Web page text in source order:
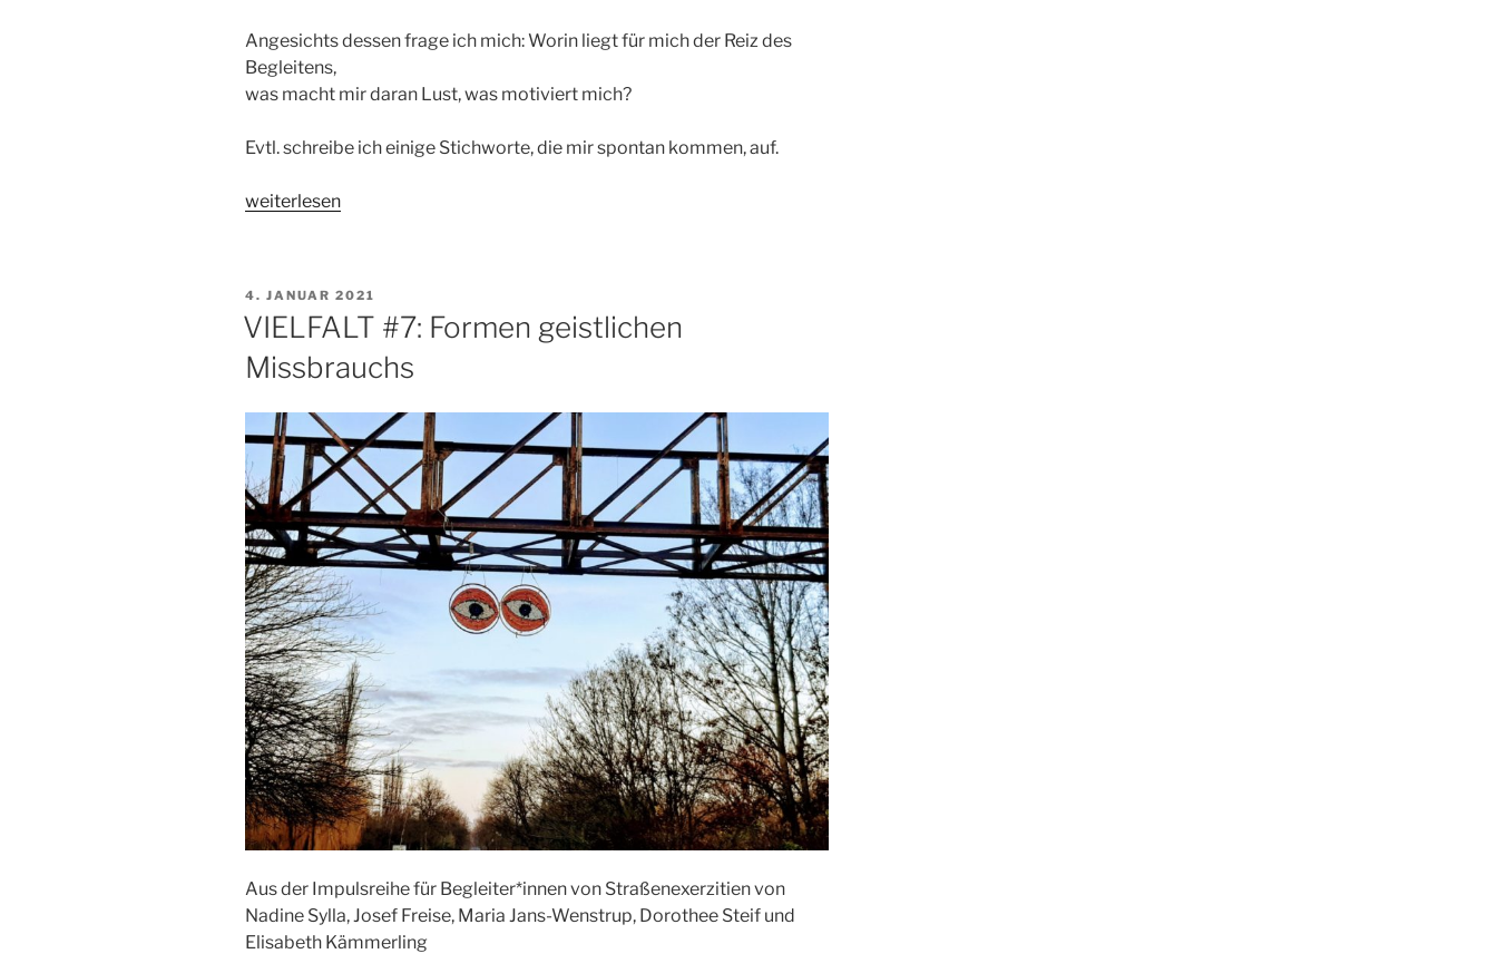
Angesichts dessen frage ich mich: Worin liegt für mich der Reiz des
Begleitens,
was macht mir daran Lust, was motiviert mich?
Evtl. schreibe ich einige Stichworte, die mir spontan kommen, auf.
„VIELFALT
Begleitung
vorbeugen“
weiterlesen
VERÖFFENTLICHT
AM
4. JANUAR 2021
VIELFALT #7: Formen geistlichen
Missbrauchs
Aus der Impulsreihe für Begleiter*innen von Straßenexerzitien von
Nadine Sylla, Josef Freise, Maria Jans-Wenstrup, Dorothee Steif und
Elisabeth Kämmerling